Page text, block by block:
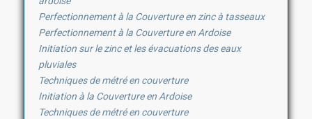
Perfectionnement à la Couverture en zinc à tasseaux
Perfectionnement à la Couverture en Ardoise
Initiation sur le zinc et les évacuations des eaux
pluviales
Techniques de métré en couverture
Initiation à la Couverture en Ardoise
Techniques de métré en couverture